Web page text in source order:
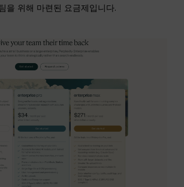
을 위해 마련된 요금제입니다.